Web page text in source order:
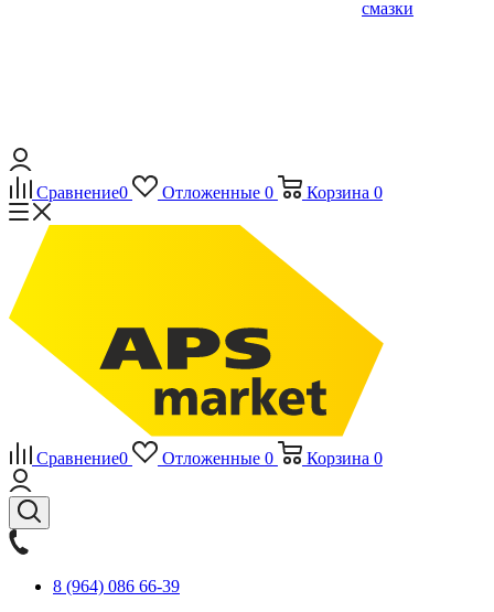
смазки
Сравнение0 Отложенные 0 Корзина 0
Сравнение0 Отложенные 0 Корзина 0
8 (964) 086 66-39